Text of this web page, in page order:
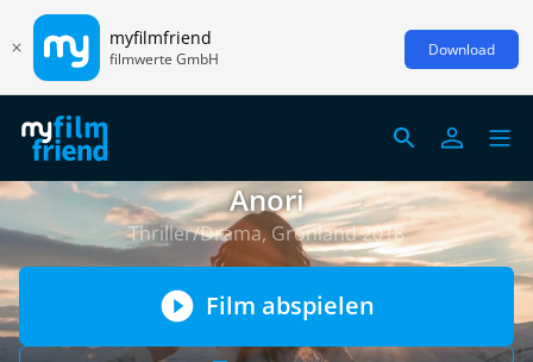
myfilmfriend
filmwerte GmbH Download
Anori
Thriller/Drama, Grönland 2018
Film abspielen